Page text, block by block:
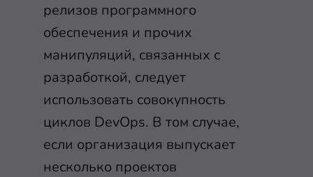
релизов программного
обеспечения и прочих
манипуляций, связанных с
разработкой, следует
использовать совокупность
циклов DevOps. В том случае,
если организация выпускает
несколько проектов